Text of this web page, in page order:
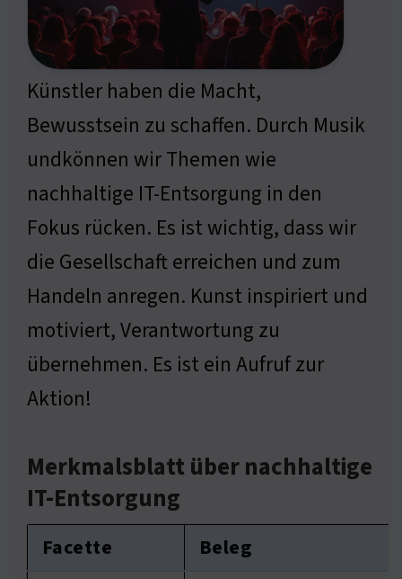
Künstler haben die Macht,
Bewusstsein zu schaffen. Durch Musik
undkönnen wir Themen wie
nachhaltige IT-Entsorgung in den
Fokus rücken. Es ist wichtig, dass wir
die Gesellschaft erreichen und zum
Handeln anregen. Kunst inspiriert und
motiviert, Verantwortung zu
übernehmen. Es ist ein Aufruf zur
Aktion!
Merkmalsblatt über nachhaltige
IT-Entsorgung
Facette Beleg